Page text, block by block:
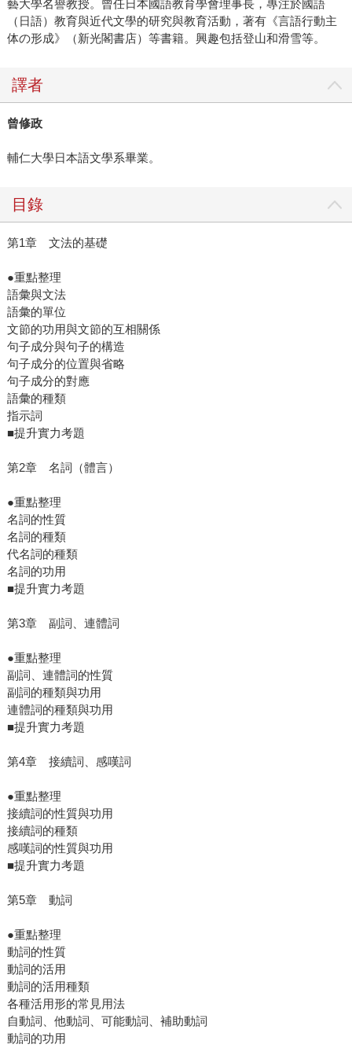
藝大學名譽教授。曾任日本國語教育學會理事長，專注於國語
（日語）教育與近代文學的研究與教育活動，著有《言語行動主
体の形成》（新光閣書店）等書籍。興趣包括登山和滑雪等。
譯者
曾修政
輔仁大學日本語文學系畢業。
目錄
第1章 文法的基礎
●重點整理
語彙與文法
語彙的單位
文節的功用與文節的互相關係
句子成分與句子的構造
句子成分的位置與省略
句子成分的對應
語彙的種類
指示詞
■提升實力考題
第2章 名詞（體言）
●重點整理
名詞的性質
名詞的種類
代名詞的種類
名詞的功用
■提升實力考題
第3章 副詞、連體詞
●重點整理
副詞、連體詞的性質
副詞的種類與功用
連體詞的種類與功用
■提升實力考題
第4章 接續詞、感嘆詞
●重點整理
接續詞的性質與功用
接續詞的種類
感嘆詞的性質與功用
■提升實力考題
第5章 動詞
●重點整理
動詞的性質
動詞的活用
動詞的活用種類
各種活用形的常見用法
自動詞、他動詞、可能動詞、補助動詞
動詞的功用